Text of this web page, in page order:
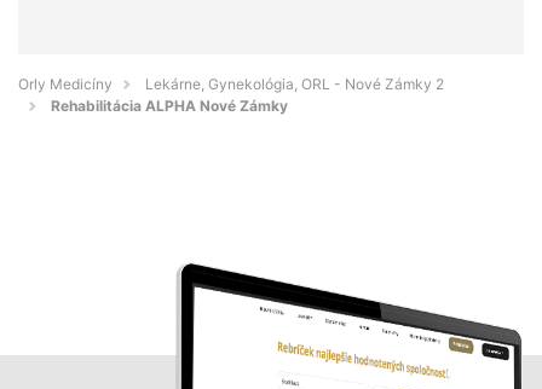
Orly Medicíny
Lekárne, Gynekológia, ORL - Nové Zámky 2
Rehabilitácia ALPHA Nové Zámky